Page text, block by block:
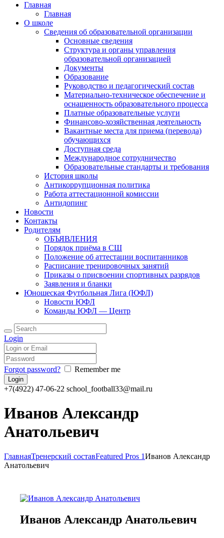
Главная
Главная
О школе
Сведения об образовательной организации
Основные сведения
Структура и органы управления
образовательной организацией
Документы
Образование
Руководство и педагогический состав
Материально-техническое обеспечение и
оснащенность образовательного процесса
Платные образовательные услуги
Финансово-хозяйственная деятельность
Вакантные места для приема (перевода)
обучающихся
Доступная среда
Международное сотрудничество
Образовательные стандарты и требования
История школы
Антикоррупционная политика
Работа аттестационной комиссии
Антидопинг
Новости
Контакты
Родителям
ОБЪЯВЛЕНИЯ
Порядок приёма в СШ
Положение об аттестации воспитанников
Расписание тренировочных занятий
Приказы о присвоении спортивных разрядов
Заявления и бланки
Юношеская Футбольная Лига (ЮФЛ)
Новости ЮФЛ
Команды ЮФЛ — Центр
Login
Forgot password? Remember me
+7(4922) 47-06-22 school_football33@mail.ru
Иванов Александр
Анатольевич
ГлавнаяТренерский составFeatured Pros 1Иванов Александр
Анатольевич
Иванов Александр Анатольевич